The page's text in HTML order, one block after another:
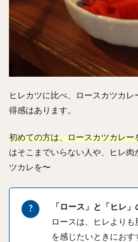
ヒレカツに比べ、ロースカツカ
得感はあります。
初めての方は、ロースカツカレー
はそこまでいらない人や、ヒレ
ツカレを〜
「ロース」と「ヒレ」
ロースは、ヒレより
を感じたいときにおす